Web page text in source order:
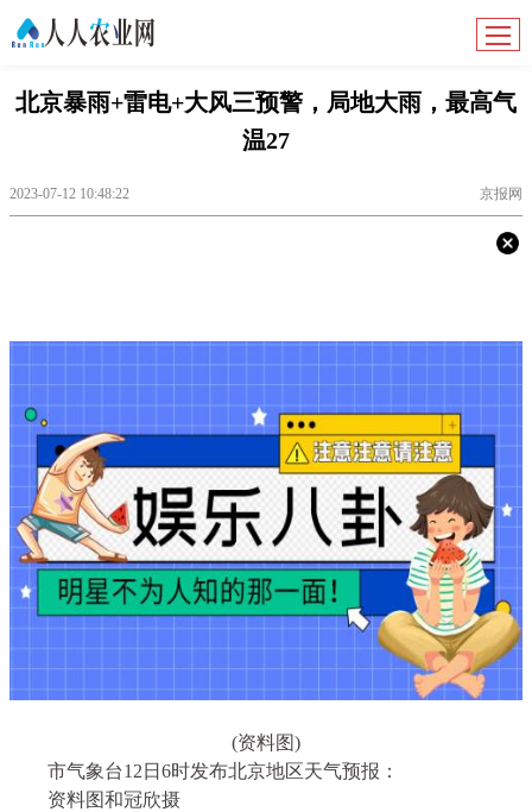
北京暴雨+雷电+大风三预警，局地大雨，最高气
温27
2023-07-12 10:48:22 京报网
(资料图)
市气象台12日6时发布北京地区天气预报：
资料图和冠欣摄